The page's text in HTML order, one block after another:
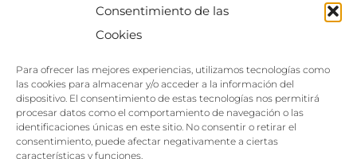
Consentimiento de las
Cookies
Para ofrecer las mejores experiencias, utilizamos tecnologías como
las cookies para almacenar y/o acceder a la información del
dispositivo. El consentimiento de estas tecnologías nos permitirá
procesar datos como el comportamiento de navegación o las
identificaciones únicas en este sitio. No consentir o retirar el
consentimiento, puede afectar negativamente a ciertas
características y funciones.
Haga clic para aceptar las cookies de este